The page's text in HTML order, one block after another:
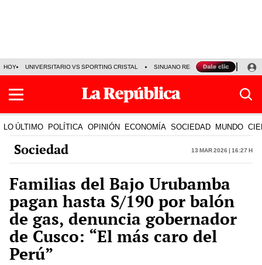
HOY UNIVERSITARIO VS SPORTING CRISTAL SINUANO RESULTADOS HOY
LO ÚLTIMO POLÍTICA OPINIÓN ECONOMÍA SOCIEDAD MUNDO
Sociedad 13 Mar 2026 | 16:27 h
Familias del Bajo Urubamba
pagan hasta S/190 por balón
de gas, denuncia gobernador
de Cusco: “El más caro del
Perú”